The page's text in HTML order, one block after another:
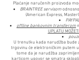
Plaćanje naručenih proizvoda
BRAINTREE servisom
(American Express,
offline bankovnim transferom
UPLATU
U trenutku kada narudžba bude
trgovinu će elektroničkim putem
tome da je narudžba
karticom ugovor se smatra